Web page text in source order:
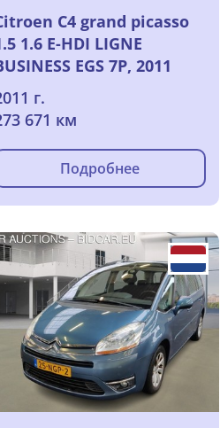
C4 grand picasso
1.6 E-HDI LIGNE
EGS 7P, 2011
г.
671 км
Подробнее